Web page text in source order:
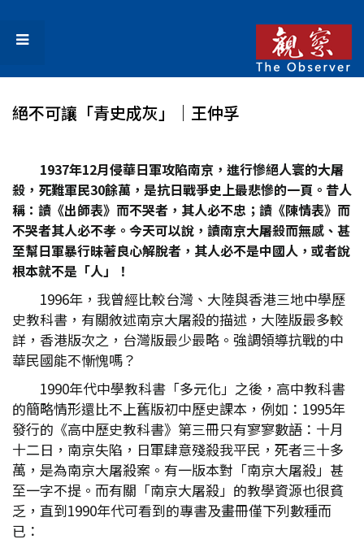
絕不可讓「青史成灰」｜王仲孚
1937年12月侵華日軍攻陷南京，進行慘絕人寰的大屠
殺，死難軍民30餘萬，是抗日戰爭史上最悲慘的一頁。昔人
稱：讀《出師表》而不哭者，其人必不忠；讀《陳情表》而
不哭者其人必不孝。今天可以說，讀南京大屠殺而無感、甚
至幫日軍暴行昧著良心解脫者，其人必不是中國人，或者說
根本就不是「人」！
1996年，我曾經比較台灣、大陸與香港三地中學歷
史教科書，有關敘述南京大屠殺的描述，大陸版最多較
詳，香港版次之，台灣版最少最略。強調領導抗戰的中
華民國能不慚愧嗎？
1990年代中學教科書「多元化」之後，高中教科書
的簡略情形還比不上舊版初中歷史課本，例如：1995年
發行的《高中歷史教科書》第三冊只有寥寥數語：十月
十二日，南京失陷，日軍肆意殘殺我平民，死者三十多
萬，是為南京大屠殺案。有一版本對「南京大屠殺」甚
至一字不提。而有關「南京大屠殺」的教學資源也很貧
乏，直到1990年代可看到的專書及畫冊僅下列數種而
已：